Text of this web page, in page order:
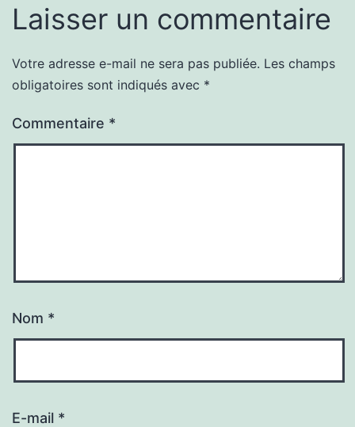
Laisser un commentaire
Votre adresse e-mail ne sera pas publiée. Les champs
obligatoires sont indiqués avec *
Commentaire *
Nom *
E-mail *